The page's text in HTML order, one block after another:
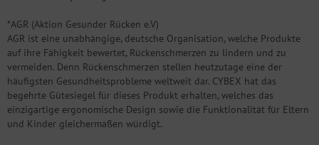
*AGR (Aktion Gesunder Rücken e.V)
AGR ist eine unabhängige, deutsche Organisation, welche Produkte
auf ihre Fähigkeit bewertet, Rückenschmerzen zu lindern und zu
vermeiden. Denn Rückenschmerzen stellen heutzutage eine der
häufigsten Gesundheitsprobleme weltweit dar. CYBEX hat das
begehrte Gütesiegel für dieses Produkt erhalten, welches das
einzigartige ergonomische Design sowie die Funktionalität für Eltern
und Kinder gleichermaßen würdigt.